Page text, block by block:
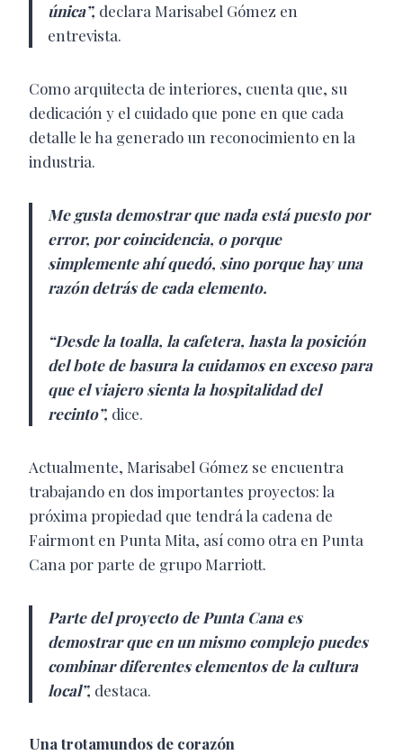
única”, declara Marisabel Gómez en
entrevista.
Como arquitecta de interiores, cuenta que, su
dedicación y el cuidado que pone en que cada
detalle le ha generado un reconocimiento en la
industria.
Me gusta demostrar que nada está puesto por
error, por coincidencia, o porque
simplemente ahí quedó, sino porque hay una
razón detrás de cada elemento.
“Desde la toalla, la cafetera, hasta la posición
del bote de basura la cuidamos en exceso para
que el viajero sienta la hospitalidad del
recinto”, dice.
Actualmente, Marisabel Gómez se encuentra
trabajando en dos importantes proyectos: la
próxima propiedad que tendrá la cadena de
Fairmont en Punta Mita, así como otra en Punta
Cana por parte de grupo Marriott.
Parte del proyecto de Punta Cana es
demostrar que en un mismo complejo puedes
combinar diferentes elementos de la cultura
local”, destaca.
Una trotamundos de corazón